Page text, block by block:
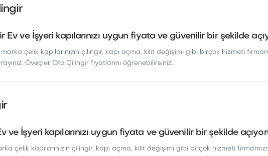
ve İşyeri kapılarınızı uygun fiyata ve güvenilir bir şekilde
çelik kapılarınızın çilingir, kapı açma, kilit değişimi gibi birçok hizmeti
Öveçler Oto Çilingir fiyatlarını öğrenebilirsiniz.
ve İşyeri kapılarınızı uygun fiyata ve güvenilir bir şekilde
çelik kapılarınızın çilingir, kapı açma, kilit değişimi gibi birçok hizmeti